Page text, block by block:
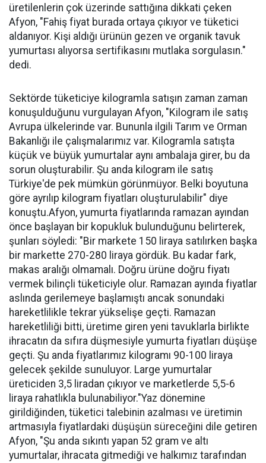
üretilenlerin çok üzerinde sattığına dikkati çeken
Afyon, "Fahiş fiyat burada ortaya çıkıyor ve tüketici
aldanıyor. Kişi aldığı ürünün gezen ve organik tavuk
yumurtası alıyorsa sertifikasını mutlaka sorgulasın."
dedi.
Sektörde tüketiciye kilogramla satışın zaman zaman
konuşulduğunu vurgulayan Afyon, "Kilogram ile satış
Avrupa ülkelerinde var. Bununla ilgili Tarım ve Orman
Bakanlığı ile çalışmalarımız var. Kilogramla satışta
küçük ve büyük yumurtalar aynı ambalaja girer, bu da
sorun oluşturabilir. Şu anda kilogram ile satış
Türkiye'de pek mümkün görünmüyor. Belki boyutuna
göre ayrılıp kilogram fiyatları oluşturulabilir" diye
konuştu.Afyon, yumurta fiyatlarında ramazan ayından
önce başlayan bir kopukluk bulunduğunu belirterek,
şunları söyledi: "Bir markete 150 liraya satılırken başka
bir markette 270-280 liraya gördük. Bu kadar fark,
makas aralığı olmamalı. Doğru ürüne doğru fiyatı
vermek bilinçli tüketiciyle olur. Ramazan ayında fiyatlar
aslında gerilemeye başlamıştı ancak sonundaki
hareketlilikle tekrar yükselişe geçti. Ramazan
hareketliliği bitti, üretime giren yeni tavuklarla birlikte
ihracatın da sıfıra düşmesiyle yumurta fiyatları düşüşe
geçti. Şu anda fiyatlarımız kilogramı 90-100 liraya
gelecek şekilde sunuluyor. Large yumurtalar
üreticiden 3,5 liradan çıkıyor ve marketlerde 5,5-6
liraya rahatlıkla bulunabiliyor."Yaz dönemine
girildiğinden, tüketici talebinin azalması ve üretimin
artmasıyla fiyatlardaki düşüşün süreceğini dile getiren
Afyon, "Şu anda sıkıntı yapan 52 gram ve altı
yumurtalar, ihracata gitmediği ve halkımız tarafından